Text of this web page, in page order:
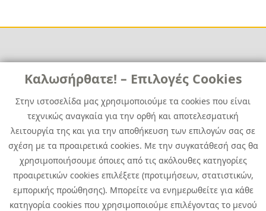
Καλωσήρθατε! – Επιλογές Cookies
Στην ιστοσελίδα μας χρησιμοποιούμε τα cookies που είναι
τεχνικώς αναγκαία για την ορθή και αποτελεσματική
λειτουργία της και για την αποθήκευση των επιλογών σας σε
σχέση με τα προαιρετικά cookies. Με την συγκατάθεσή σας θα
χρησιμοποιήσουμε όποιες από τις ακόλουθες κατηγορίες
προαιρετικών cookies επιλέξετε (προτιμήσεων, στατιστικών,
εμπορικής προώθησης). Μπορείτε να ενημερωθείτε για κάθε
κατηγορία cookies που χρησιμοποιούμε επιλέγοντας το μενού
Χρήσιμα
News
Media Kit
Career
Quest Group